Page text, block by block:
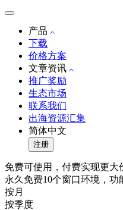
产品
下载
价格方案
文章资讯
推广奖励
生态市场
联系我们
出海资源汇集
简体中文
注册
免费可使用，付费实现更大
永久免费10个窗口环境，功
按月
按季度